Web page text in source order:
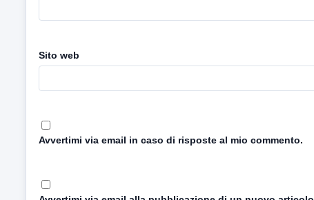
Sito web
Avvertimi via email in caso di risposte al mio commento.